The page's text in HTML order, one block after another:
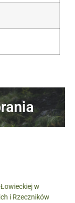
w
i Rzeczników